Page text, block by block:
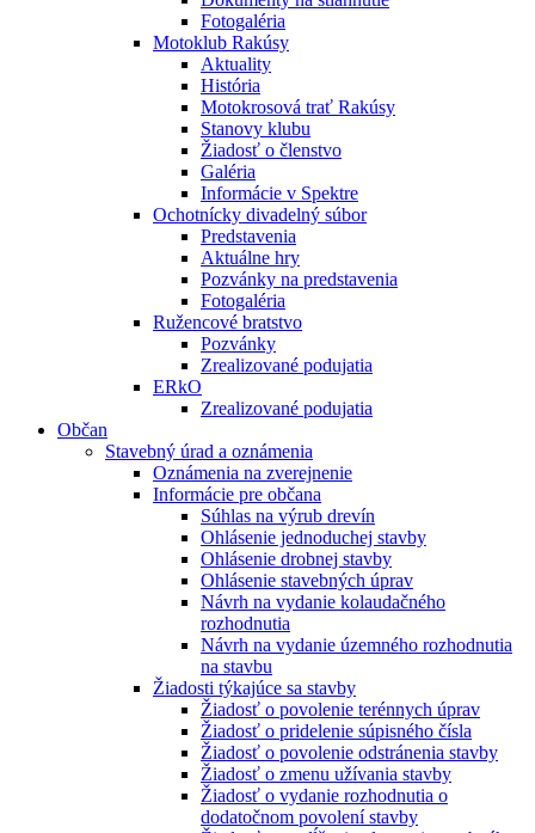
Fotogaléria
Motoklub Rakúsy
Aktuality
História
Motokrosová trať Rakúsy
Stanovy klubu
Žiadosť o členstvo
Galéria
Informácie v Spektre
Ochotnícky divadelný súbor
Predstavenia
Aktuálne hry
Pozvánky na predstavenia
Fotogaléria
Ružencové bratstvo
Pozvánky
Zrealizované podujatia
ERkO
Zrealizované podujatia
Občan
Stavebný úrad a oznámenia
Oznámenia na zverejnenie
Informácie pre občana
Súhlas na výrub drevín
Ohlásenie jednoduchej stavby
Ohlásenie drobnej stavby
Ohlásenie stavebných úprav
Návrh na vydanie kolaudačného
rozhodnutia
Návrh na vydanie územného rozhodnutia
na stavbu
Žiadosti týkajúce sa stavby
Žiadosť o povolenie terénnych úprav
Žiadosť o pridelenie súpisného čísla
Žiadosť o povolenie odstránenia stavby
Žiadosť o zmenu užívania stavby
Žiadosť o vydanie rozhodnutia o
dodatočnom povolení stavby